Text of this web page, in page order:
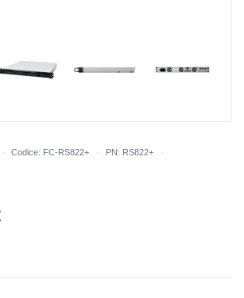
Codice: FC-RS822+
PN: RS822+